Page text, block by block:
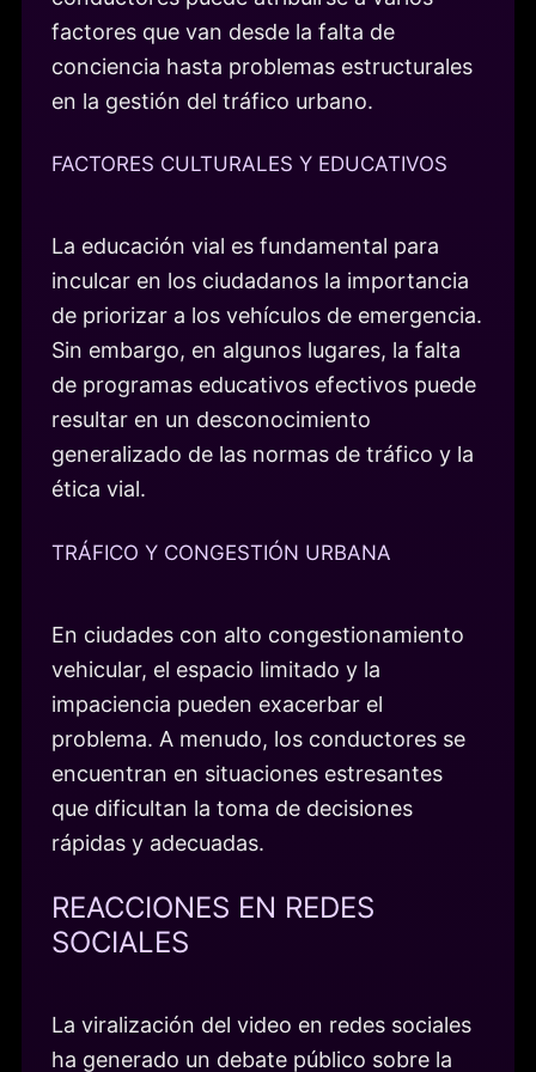
factores que van desde la falta de
conciencia hasta problemas estructurales
en la gestión del tráfico urbano.
FACTORES CULTURALES Y EDUCATIVOS
La educación vial es fundamental para
inculcar en los ciudadanos la importancia
de priorizar a los vehículos de emergencia.
Sin embargo, en algunos lugares, la falta
de programas educativos efectivos puede
resultar en un desconocimiento
generalizado de las normas de tráfico y la
ética vial.
TRÁFICO Y CONGESTIÓN URBANA
En ciudades con alto congestionamiento
vehicular, el espacio limitado y la
impaciencia pueden exacerbar el
problema. A menudo, los conductores se
encuentran en situaciones estresantes
que dificultan la toma de decisiones
rápidas y adecuadas.
REACCIONES EN REDES
SOCIALES
La viralización del video en redes sociales
ha generado un debate público sobre la